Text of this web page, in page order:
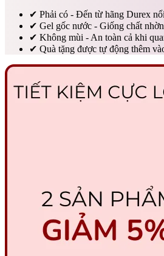
✔ Phải có - Đến từ hãng Durex
✔ Gel gốc nước - Giống chất
✔ Không mùi - An toàn cả khi
✔ Quà tặng được tự động thêm